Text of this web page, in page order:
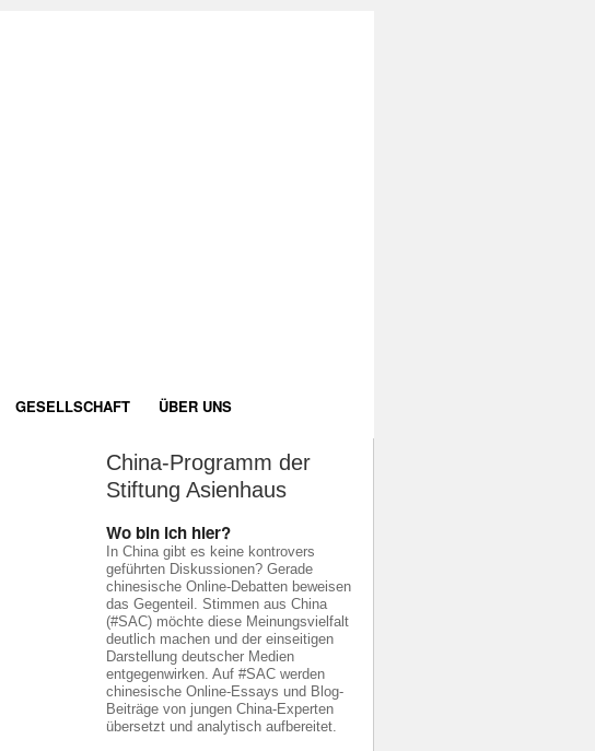
GESELLSCHAFT ÜBER UNS
China-Programm der
Stiftung Asienhaus
Wo bin ich hier?
In China gibt es keine kontrovers
geführten Diskussionen? Gerade
chinesische Online-Debatten beweisen
das Gegenteil. Stimmen aus China
(#SAC) möchte diese Meinungsvielfalt
deutlich machen und der einseitigen
Darstellung deutscher Medien
entgegenwirken. Auf #SAC werden
chinesische Online-Essays und Blog-
Beiträge von jungen China-Experten
übersetzt und analytisch aufbereitet.